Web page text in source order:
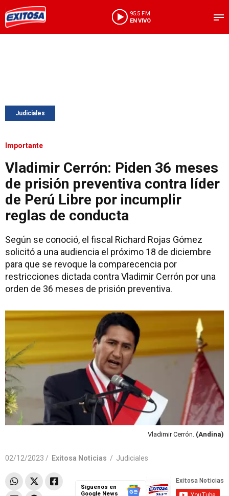
95.5 FM
EN VIVO
Judiciales
Importante
Vladimir Cerrón: Piden 36 meses
de prisión preventiva contra líder
de Perú Libre por incumplir
reglas de conducta
Según se conoció, el fiscal Richard Rojas Gómez
solicitó a una audiencia el próximo 18 de diciembre
para que se revoque la comparecencia por
restricciones dictada contra Vladimir Cerrón por una
orden de 36 meses de prisión preventiva.
Vladimir Cerrón. (Andina)
02/12/2023 / Exitosa Noticias / Judiciales
Síguenos en
Google News